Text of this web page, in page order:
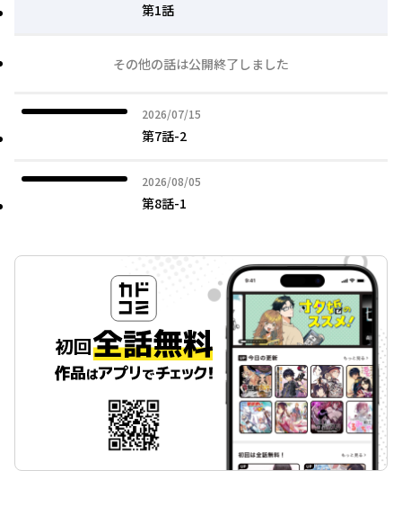
第1話
その他の話は公開終了しました
2026/07/15
2026年07月15日
第7話-2
2026/08/05
2026年08月05日
第8話-1